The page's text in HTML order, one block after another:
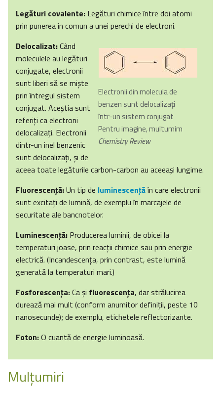
Legături covalente: Legături chimice între doi atomi
prin punerea în comun a unei perechi de electroni.
Electronii din molecula de
benzen sunt delocalizaţi
într-un sistem conjugat
Pentru imagine, multumim
Chemistry Review
Delocalizat:Când
moleculele au legături
conjugate, electronii
sunt liberi să se mişte
prin întregul sistem
conjugat. Aceştia sunt
referiţi ca electroni
delocalizaţi. Electronii
dintr-un inel benzenic
sunt delocalizaţi, şi de
aceea toate legăturile carbon-carbon au aceeaşi lungime.
Fluorescenţă:Un tip de luminescenţăîn care electronii
sunt excitaţi de lumină, de exemplu în marcajele de
securitate ale bancnotelor.
Luminescenţă: Producerea luminii, de obicei la
temperaturi joase, prin reacţii chimice sau prin energie
electrică. (Incandescenţa, prin contrast, este lumină
generată la temperaturi mari.)
Fosforescenţa:Ca şi fluorescenţa, dar strălucirea
durează mai mult (conform anumitor definiţii, peste 10
nanosecunde); de exemplu, etichetele reflectorizante.
Foton:O cuantă de energie luminoasă.
Mulțumiri